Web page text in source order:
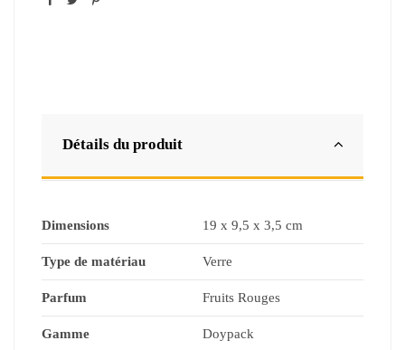
Détails du produit
Dimensions 19 x 9,5 x 3,5 cm
Type de matériau Verre
Parfum Fruits Rouges
Gamme Doypack